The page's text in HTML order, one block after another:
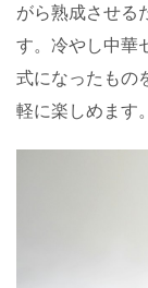
がら熟成させる
す。冷やし中華
式になったもの
軽に楽しめます。